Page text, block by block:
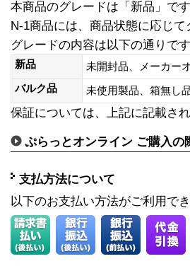
本商品のグレードは「新品」です
N-1商品には、商品状態に応じ
グレードの内容は以下の通りで
新品
未開封品、メーカー
バルク品
未使用製品、箱無
保証については、上記に記載さ
ぷらっとオンライン ご購入の
支払方法について
以下のお支払い方法がご利用で